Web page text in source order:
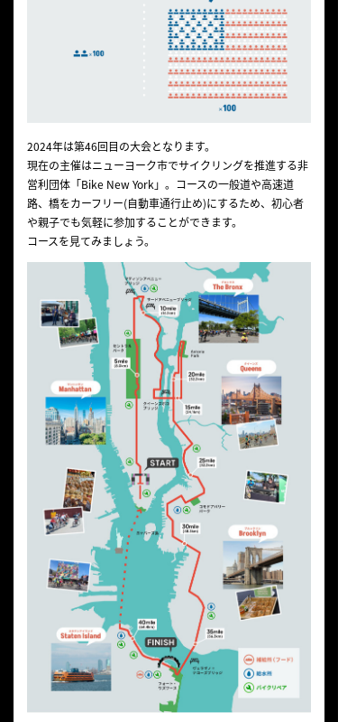
2024年は第46回目の大会となります。
現在の主催はニューヨーク市でサイクリングを推進する非
営利団体「Bike New York」。コースの一般道や高速道
路、橋をカーフリー(自動車通行止め)にするため、初心者
や親子でも気軽に参加することができます。
コースを見てみましょう。